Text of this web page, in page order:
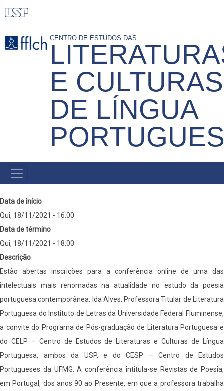
Pular
conteúdo
CENTRO DE ESTUDOS DAS
E CULTURAS
DE LÍNGUA
MENU
PRINCIPAL
Data de início
Qui, 18/11/2021 - 16:00
Data de término
Qui, 18/11/2021 - 18:00
Descrição
Estão abertas inscrições para a conferência online de uma das
intelectuais mais renomadas na atualidade no estudo da poesia
portuguesa contemporânea: Ida Alves, Professora Titular de Literatura
Portuguesa do Instituto de Letras da Universidade Federal Fluminense,
a convite do Programa de Pós-graduação de Literatura Portuguesa e
do CELP – Centro de Estudos de Literaturas e Culturas de Língua
Portuguesa, ambos da USP, e do CESP – Centro de Estudos
Portugueses da UFMG. A conferência intitula-se Revistas de Poesia,
em Portugal, dos anos 90 ao Presente, em que a professora trabalha